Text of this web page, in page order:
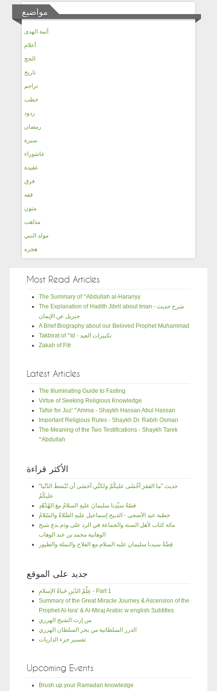
مواضيع
أئمة الهدى
أعلام
الحج
تاريخ
تراجم
خطب
ردود
رمضان
سيرة
عاشوراء
عقيدة
فرق
فقه
متون
مذاهب
مولد النبي
هجره
Most Read Articles
The Summary of ^Abdullah al-Harariyy
The Explanation of Hadith Jibril about Iman - شرح حديث
جبريل عن الإيمان
A Brief Biography about our Beloved Prophet Muhammad
Takbirat of ^Id - تكبيرات العيد
Zakah of Fitr
Latest Articles
The Illuminating Guide to Fasting
Virtue of Seeking Religious Knowledge
Tafsir for Juz' ^Amma - Shaykh Hassan Abul Hassan
Important Religious Rules - Shaykh Dr. Rabih Osman
The Meaning of the Two Testifications - Shaykh Tarek
^Abdullah
الأكثر قراءة
"حديث "ما الفقرَ أخْشَى عليكُمْ ولكنِّي أخشى أن تُبْسَطَ الدّنْيا
عليكُمْ
قصّةُ سيِّدِنا سليمانَ عليهِ السلامُ معَ الهُدْهُدِ
خطبة عيد الأضحى - الذبيح إسماعيل عليهِ الصَّلاةُ والسّلامُ
مائة كتاب لأهل السنة والجماعة في الرد على وذم بدع شيخ
الوهابية محمد بن عبد الوهاب
قِصَّةُ سيدنا سليمان عليه السلام مع الفلاح والنملة والطيور
جديد على الموقع
عِلْمُ الدّينِ حَياةُ الإسلامِ - Part 1
Summary of the Great Miracle Journey & Ascension of the
Prophet Al-Isra' & Al-Miraj Arabic w english Subtitles
من إرث الشيخ الهرري
الدرر السلطانية من بحر السلطان الهرري
تفسير جزء الذاريات
Upcoming Events
Brush up your Ramadan knowledge